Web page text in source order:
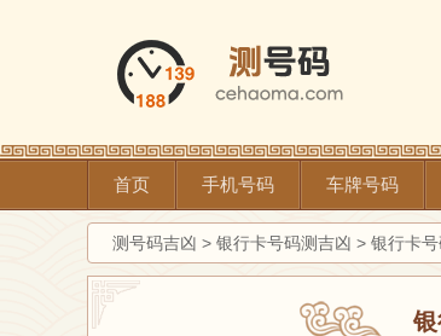
首页 手机号码 车牌号码
测号码吉凶 > 银行卡号码测吉凶 > 银行卡